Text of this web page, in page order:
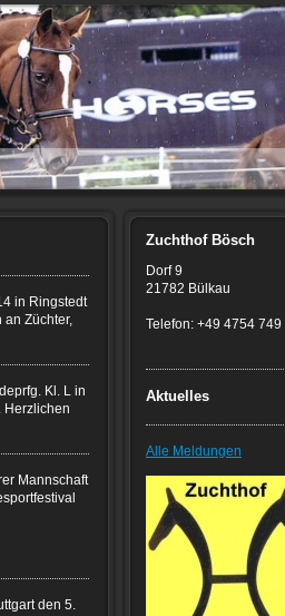
in Ringstedt
an Züchter,
Kl. L in
Herzlichen
Mannschaft
den 5.
Zuchthof Bösch
Dorf 9
21782 Bülkau
Telefon: +49 4754 749
Aktuelles
Alle Meldungen